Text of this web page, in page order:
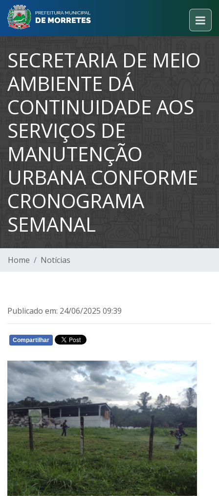
SECRETARIA DE MEIO
AMBIENTE DÁ
CONTINUIDADE AOS
SERVIÇOS DE
MANUTENÇÃO
URBANA CONFORME
CRONOGRAMA
SEMANAL
Home Notícias
Publicado em: 24/06/2025 09:39
Compartilhar